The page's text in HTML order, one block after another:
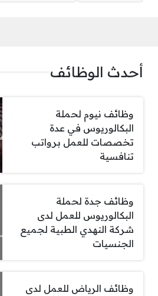
أحدث الوظائف
وظائف نيوم لحملة
البكالوريوس في عدة
تخصصات للعمل برواتب
تنافسية
وظائف جدة لحملة
البكالوريوس للعمل لدى
شركة النهدي الطبية لجميع
الجنسيات
وظائف الرياض للعمل لدى